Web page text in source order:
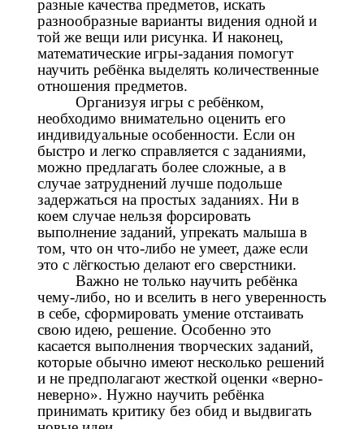
разные качества предметов, искать
разнообразные варианты видения одной и
той же вещи или рисунка. И наконец,
математические игры-задания помогут
научить ребёнка выделять количественные
отношения предметов.
Организуя игры с ребёнком,
необходимо внимательно оценить его
индивидуальные особенности. Если он
быстро и легко справляется с заданиями,
можно предлагать более сложные, а в
случае затруднений лучше подольше
задержаться на простых заданиях. Ни в
коем случае нельзя форсировать
выполнение заданий, упрекать малыша в
том, что он что-либо не умеет, даже если
это с лёгкостью делают его сверстники.
Важно не только научить ребёнка
чему-либо, но и вселить в него уверенность
в себе, сформировать умение отстаивать
свою идею, решение. Особенно это
касается выполнения творческих заданий,
которые обычно имеют несколько решений
и не предполагают жесткой оценки «верно-
неверно». Нужно научить ребёнка
принимать критику без обид и выдвигать